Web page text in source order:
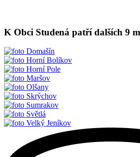
K Obci Studená patří dalších 9
Domašín
Horní Bolíkov
Horní Pole
Maršov
Olšany
Skrýchov
Sumrakov
Světlá
Velký Jeníkov